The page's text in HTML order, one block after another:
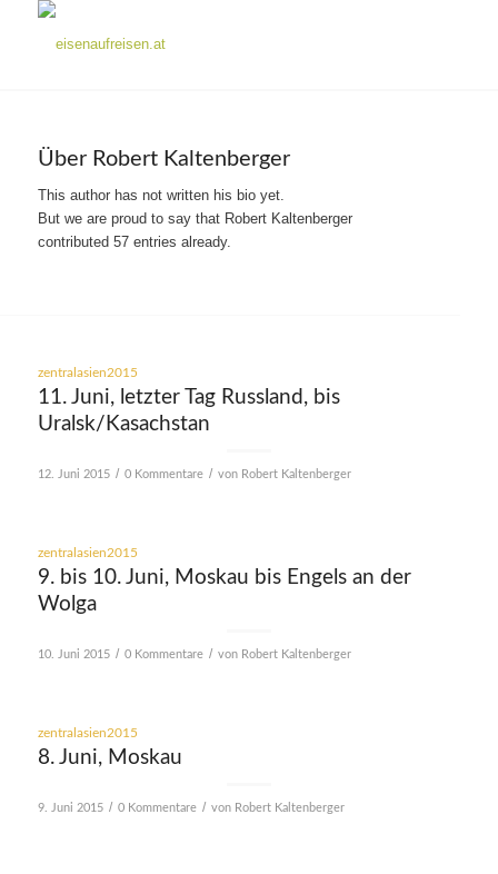
Über Robert Kaltenberger
This author has not written his bio yet.
But we are proud to say that Robert Kaltenberger
contributed 57 entries already.
zentralasien2015
11. Juni, letzter Tag Russland, bis
Uralsk/Kasachstan
12. Juni 2015 / 0 Kommentare / von Robert Kaltenberger
zentralasien2015
9. bis 10. Juni, Moskau bis Engels an der
Wolga
10. Juni 2015 / 0 Kommentare / von Robert Kaltenberger
zentralasien2015
8. Juni, Moskau
9. Juni 2015 / 0 Kommentare / von Robert Kaltenberger